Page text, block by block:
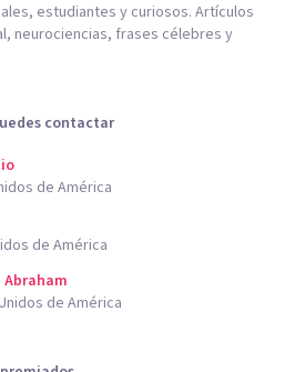
estudiantes y curiosos. Artículos
neurociencias, frases célebres y
contactar
de América
de América
de América